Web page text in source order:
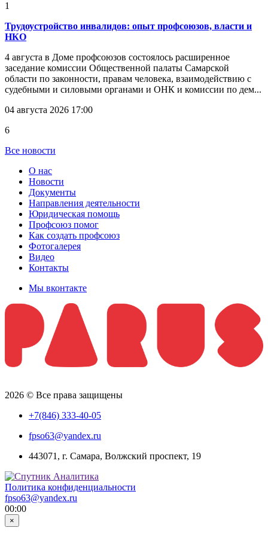
1
Трудоустройство инвалидов: опыт профсоюзов, власти и
НКО
4 августа в Доме профсоюзов состоялось расширенное
заседание комиссии Общественной палаты Самарской
области по законности, правам человека, взаимодействию с
судебными и силовыми органами и ОНК и комиссии по дем...
04 августа 2026 17:00
6
Все новости
О нас
Новости
Документы
Направления деятельности
Юридическая помощь
Профсоюз помог
Как создать профсоюз
Фотогалерея
Видео
Контакты
Мы вконтакте
2026 © Все права защищены
+7(846) 333-40-05
fpso63@yandex.ru
443071, г. Самара, Волжский проспект, 19
Политика конфиденциальности
fpso63@yandex.ru
00:00
×